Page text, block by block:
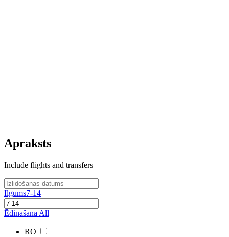
Apraksts
Include flights and transfers
Ilgums7-14
Ēdinašana All
RO